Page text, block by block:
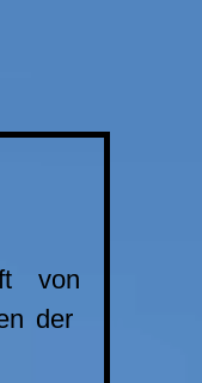
von
der